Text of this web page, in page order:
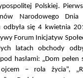
Polskiej.
Narodowego
odbyła się 4 kwietnia
Forum Inicjatyw
latach obchody
hasłami: „Dom pełen
ojcem – rola życia”,